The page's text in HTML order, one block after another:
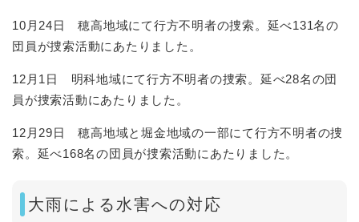
10月24日 穂高地域にて行方不明者の捜索。延べ131名の
団員が捜索活動にあたりました。
12月1日 明科地域にて行方不明者の捜索。延べ28名の団
員が捜索活動にあたりました。
12月29日 穂高地域と堀金地域の一部にて行方不明者の捜
索。延べ168名の団員が捜索活動にあたりました。
大雨による水害への対応